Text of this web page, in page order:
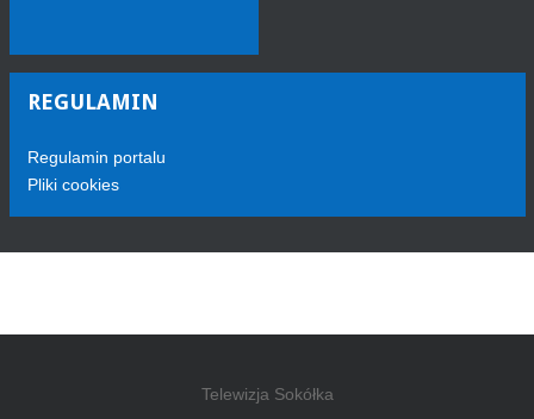
REGULAMIN
Regulamin portalu
Pliki cookies
Telewizja Sokółka